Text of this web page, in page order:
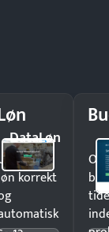
DataLøn
korrekt